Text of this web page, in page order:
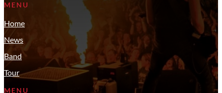
MENU
Home
News
Band
Tour
MENU